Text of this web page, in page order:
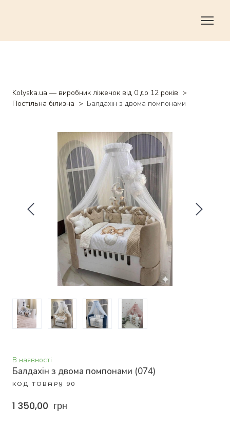
Kolyska.ua — виробник ліжечок від 0 до 12 років
Постільна білизна
Балдахін з двома помпонами
В наявності
Балдахін з двома помпонами (074)
КОД ТОВАРУ 90
1 350,00  грн